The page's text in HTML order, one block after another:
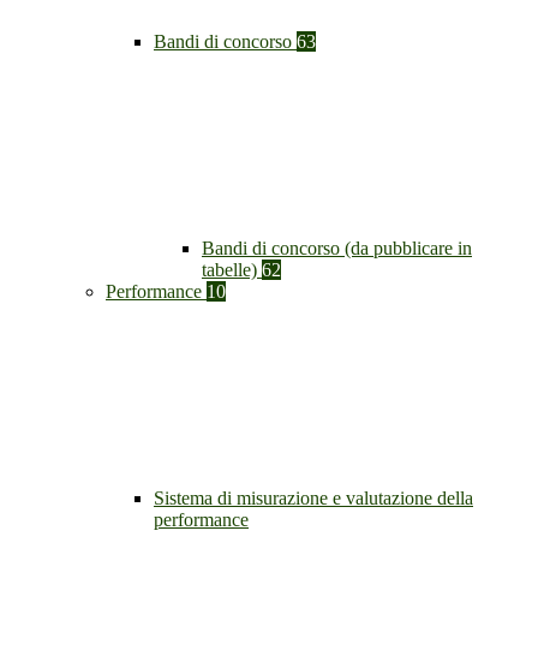
Bandi di concorso 63
Bandi di concorso (da pubblicare in
tabelle) 62
Performance 10
Sistema di misurazione e valutazione della
performance